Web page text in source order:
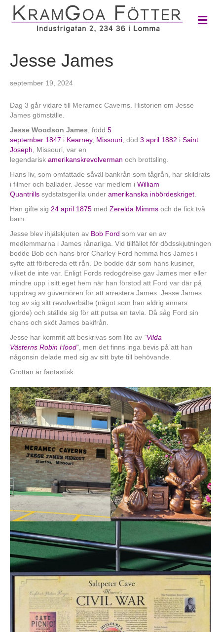
M
e
Jesse James
september 19, 2024
Dag 3 går vidare till Meramec Caverns. Historien om Jesse
James gömställe.
Jesse Woodson James , född 5
september 1847 i Kearney, Missouri , död 3 april 1882 i Saint
Joseph , Missouri, var en
legendarisk amerikanskrevolverman och brottsling.
Hans liv, som omfattade såväl bankrån som tågrån, har skildrats
i filmer och ballader. Jesse var medlem i William
Quantrills sydstatsgerilla under amerikanska inbördeskriget
Han gifte sig 24 april 1875 med Zerelda Mimms och de fick två
barn.
Jesse blev ihjälskjuten av Bob Ford som var en av
medlemmarna i James rånarliga. Vid tillfället för dödsskjutningen
bodde Bob och hans bror Charley Ford hemma hos James i
syfte att förbereda ett rån. De bodde där som hans kusiner,
vilket de inte var. Enligt Fords redogörelse gav James mer eller
mindre upp i sitt eget hem när han förstod att Ford var där på
uppdrag av guvernören för att arrestera James. Jesse James
tog av sig sitt revolverbälte (något som han aldrig annars
gjorde) och ställde sig för att putsa en tavla. Då såg Ford sin
chans och sköt James bakifrån.
Jesse har kommit att beskrivas som lite av ”Vilda
Västerns Robin Hood” , men det finns inga bevis på att han
någonsin delade med sig av sitt byte till behövande.
Grottan är fantastisk.